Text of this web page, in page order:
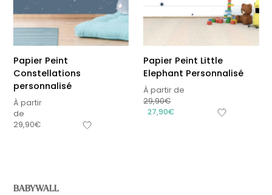
Papier Peint
Constellations
personnalisé
À partir
de
29,90€
Papier Peint Little
Elephant Personnalisé
À partir de
29,90€
27,90€
BABYWALL